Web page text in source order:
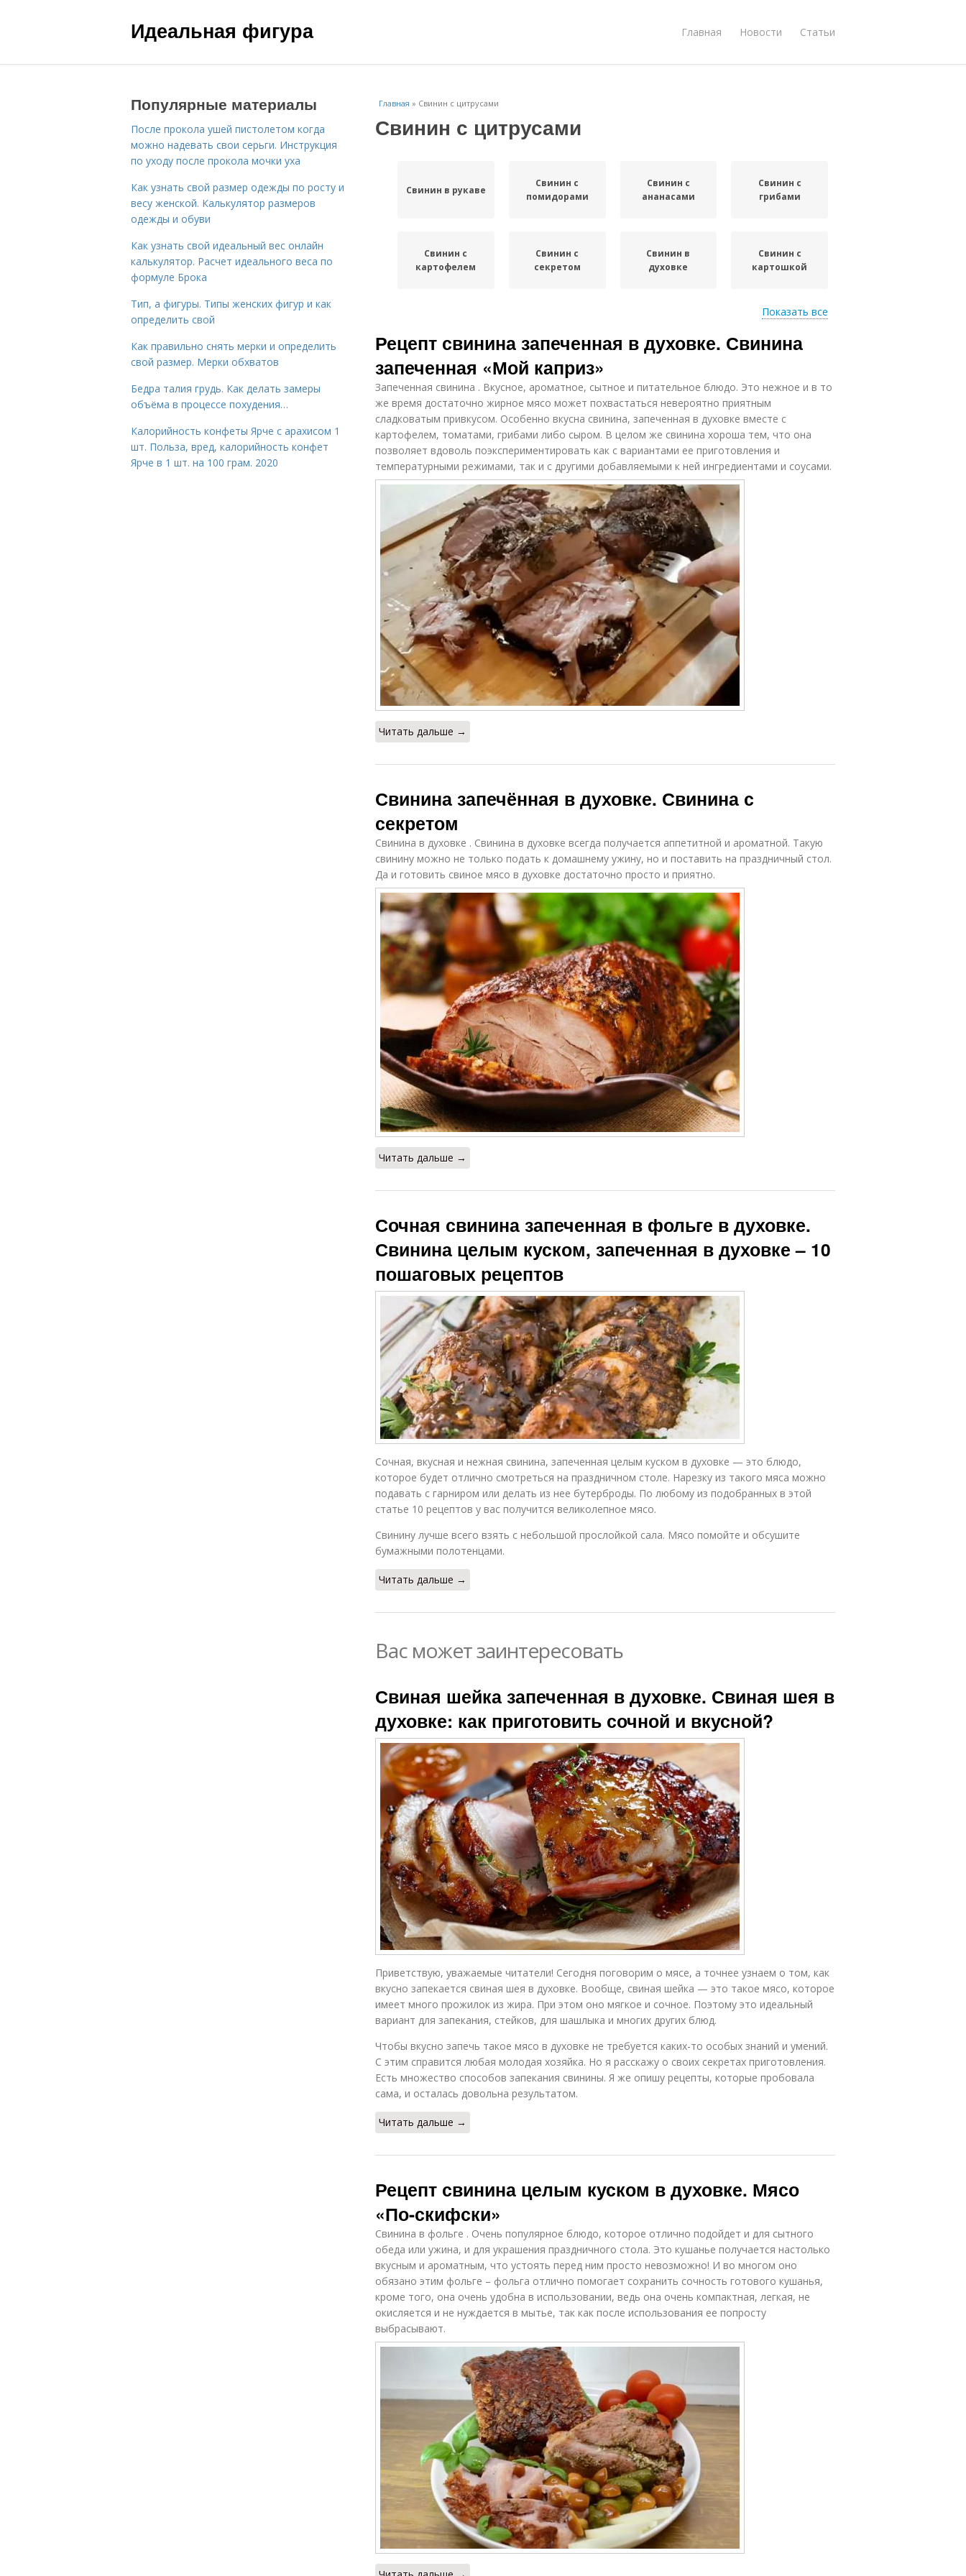
Идеальная фигура Главная Новости Статьи
Главная » Свинин с цитрусами
Свинин с цитрусами
Свинин в рукаве
Свинин с
помидорами
Свинин с
ананасами
Свинин с
грибами
Свинин с
картофелем
Свинин с
секретом
Свинин в
духовке
Свинин с
картошкой
горячее
фольге
Показать все
Рецепт свинина запеченная в духовке. Свинина
запеченная «Мой каприз»
Запеченная свинина . Вкусное, ароматное, сытное и питательное блюдо. Это нежное и в то
же время достаточно жирное мясо может похвастаться невероятно приятным
сладковатым привкусом. Особенно вкусна свинина, запеченная в духовке вместе с
картофелем, томатами, грибами либо сыром. В целом же свинина хороша тем, что она
позволяет вдоволь поэкспериментировать как с вариантами ее приготовления и
температурными режимами, так и с другими добавляемыми к ней ингредиентами и соусами.
Читать дальше →
Свинина запечённая в духовке. Свинина с
секретом
Свинина в духовке . Свинина в духовке всегда получается аппетитной и ароматной. Такую
свинину можно не только подать к домашнему ужину, но и поставить на праздничный стол.
Да и готовить свиное мясо в духовке достаточно просто и приятно.
Читать дальше →
Сочная свинина запеченная в фольге в духовке.
Свинина целым куском, запеченная в духовке – 10
пошаговых рецептов
Сочная, вкусная и нежная свинина, запеченная целым куском в духовке — это блюдо,
которое будет отлично смотреться на праздничном столе. Нарезку из такого мяса можно
подавать с гарниром или делать из нее бутерброды. По любому из подобранных в этой
статье 10 рецептов у вас получится великолепное мясо.
Свинину лучше всего взять с небольшой прослойкой сала. Мясо помойте и обсушите
бумажными полотенцами.
Читать дальше →
Вас может заинтересовать
Свиная шейка запеченная в духовке. Свиная шея в
духовке: как приготовить сочной и вкусной?
Приветствую, уважаемые читатели! Сегодня поговорим о мясе, а точнее узнаем о том, как
вкусно запекается свиная шея в духовке. Вообще, свиная шейка — это такое мясо, которое
имеет много прожилок из жира. При этом оно мягкое и сочное. Поэтому это идеальный
вариант для запекания, стейков, для шашлыка и многих других блюд.
Чтобы вкусно запечь такое мясо в духовке не требуется каких-то особых знаний и умений.
С этим справится любая молодая хозяйка. Но я расскажу о своих секретах приготовления.
Есть множество способов запекания свинины. Я же опишу рецепты, которые пробовала
сама, и осталась довольна результатом.
Читать дальше →
Рецепт свинина целым куском в духовке. Мясо
«По-скифски»
Свинина в фольге . Очень популярное блюдо, которое отлично подойдет и для сытного
обеда или ужина, и для украшения праздничного стола. Это кушанье получается настолько
вкусным и ароматным, что устоять перед ним просто невозможно! И во многом оно
обязано этим фольге – фольга отлично помогает сохранить сочность готового кушанья,
кроме того, она очень удобна в использовании, ведь она очень компактная, легкая, не
окисляется и не нуждается в мытье, так как после использования ее попросту
выбрасывают.
Популярные материалы
После прокола ушей пистолетом когда
можно надевать свои серьги. Инструкция
по уходу после прокола мочки уха
Как узнать свой размер одежды по росту и
весу женской. Калькулятор размеров
одежды и обуви
Как узнать свой идеальный вес онлайн
калькулятор. Расчет идеального веса по
формуле Брока
Тип, а фигуры. Типы женских фигур и как
определить свой
Как правильно снять мерки и определить
свой размер. Мерки обхватов
Бедра талия грудь. Как делать замеры
объёма в процессе похудения…
Калорийность конфеты Ярче с арахисом 1
шт. Польза, вред, калорийность конфет
Ярче в 1 шт. на 100 грам. 2020